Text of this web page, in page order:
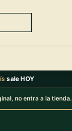
sale HOY
no entra a la tienda.